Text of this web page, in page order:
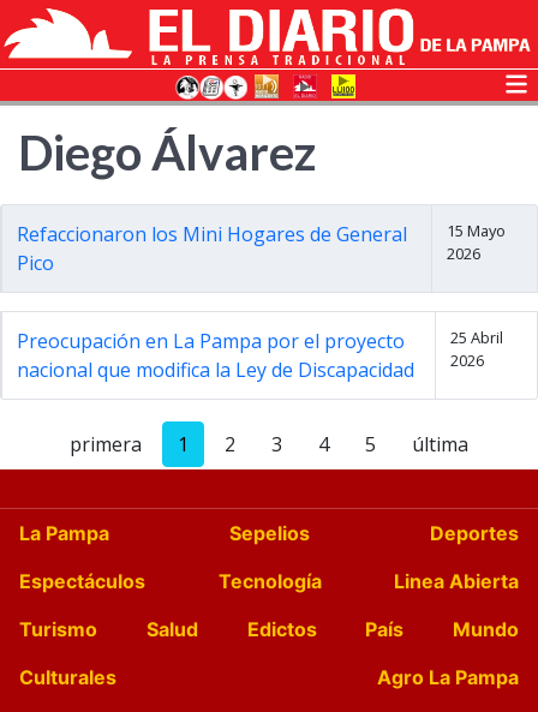
Diego Álvarez
Refaccionaron los Mini Hogares de General
Pico
15 Mayo
2026
Preocupación en La Pampa por el proyecto
nacional que modifica la Ley de Discapacidad
25 Abril
2026
primera 1 2 3 4 5 última
La Pampa Sepelios
Deportes
Espectáculos
Tecnología
Linea Abierta
Turismo
Salud Edictos País
Mundo
Culturales
Agro La Pampa